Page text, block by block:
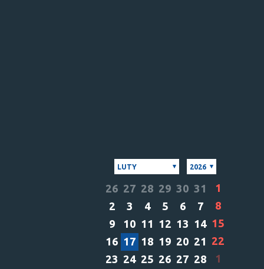
LUTY 2026
26 27 28 29 30 31
1
2
3 4 5 6 7
8
9
10 11 12 13 14 15
16 17 18 19 20 21 22
23 24 25 26 27 28
1